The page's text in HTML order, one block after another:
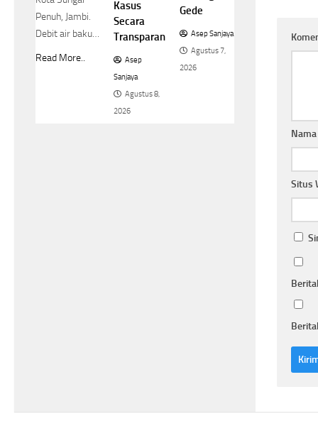
Nama
Situs
Penuh, Jambi.
Debit air baku…
Read More..
Kasus
Secara
Transparan
Asep
Sanjaya
Agustus 8,
2026
Gede
Asep Sanjaya
Agustus 7,
2026